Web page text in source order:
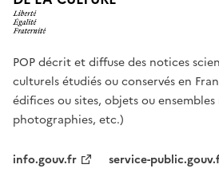
POP décrit et diffuse des notices
culturels étudiés ou conservés en
édifices ou sites, objets ou
photographies, etc.)
info.gouv.fr service-